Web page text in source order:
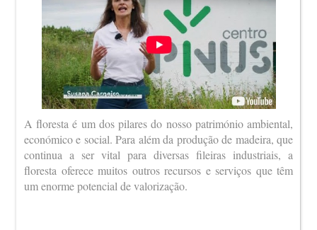
A floresta é um dos pilares do nosso património ambiental,
económico e social. Para além da produção de madeira, que
continua a ser vital para diversas fileiras industriais, a
floresta oferece muitos outros recursos e serviços que têm
um enorme potencial de valorização.